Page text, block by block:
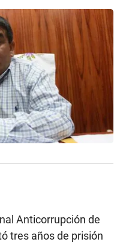
Anticorrupción de
tres años de prisión